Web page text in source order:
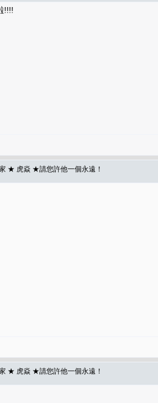
!!!!
★ 虎焱 ★請您許他一個永遠！
★ 虎焱 ★請您許他一個永遠！